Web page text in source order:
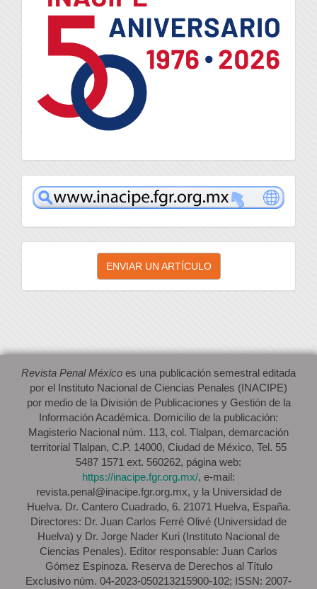
inacipe
Enviar
artículo
ENVIAR UN ARTÍCULO
Revista Penal México es una publicación semestral editada
por el Instituto Nacional de Ciencias Penales (INACIPE)
por medio de la División de Publicaciones y Gestión de la
Información Académica. Domicilio de la publicación:
Magisterio Nacional núm. 113, col. Tlalpan, demarcación
territorial Tlalpan, C.P. 14000, Ciudad de México, Tel. 55
5487 1571 ext. 560262, página web:
https://inacipe.fgr.org.mx/, e-mail:
revista.penal@inacipe.fgr.org.mx, y la Universidad de
Huelva. Dr. Cantero Cuadrado, 6. 21071 Huelva, España.
Directores: Dr. Juan Carlos Ferré Olivé (Universidad de
Huelva) y Dr. Jorge Nader Kuri (Instituto Nacional de
Ciencias Penales). Editor responsable: Juan Carlos
Gómez Espinoza. Reserva de Derechos al Título
Exclusivo núm. 04-2023-050213215900-102; ISSN: 2007-